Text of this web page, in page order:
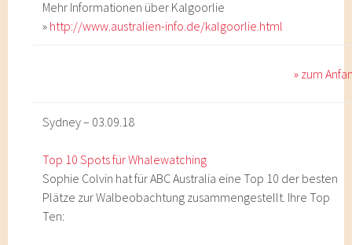
Mehr Informationen über Kalgoorlie
» http://www.australien-info.de/kalgoorlie.html
» zum
Sydney – 03.09.18
Top 10 Spots für Whalewatching
Sophie Colvin hat für ABC Australia eine Top 10 der besten
Plätze zur Walbeobachtung zusammengestellt. Ihre Top
Ten: